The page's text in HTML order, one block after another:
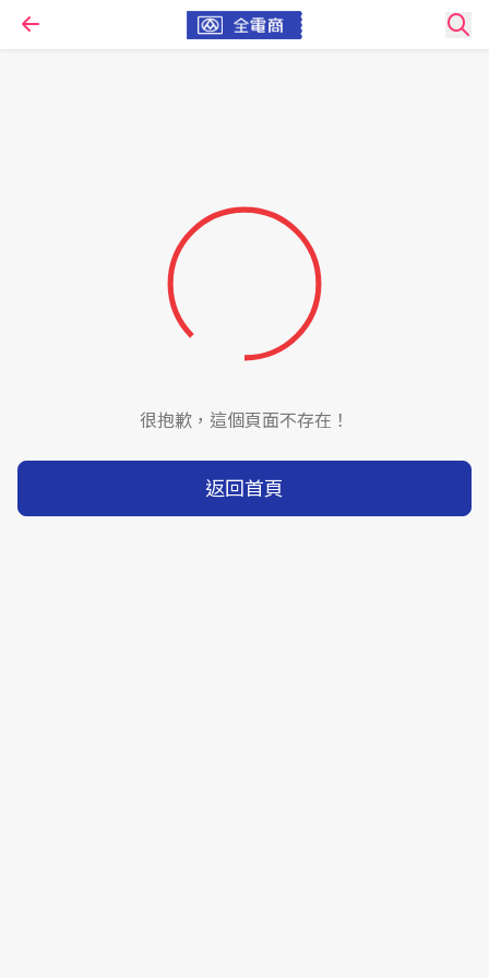
很抱歉，這個頁面不存在！
返回首頁